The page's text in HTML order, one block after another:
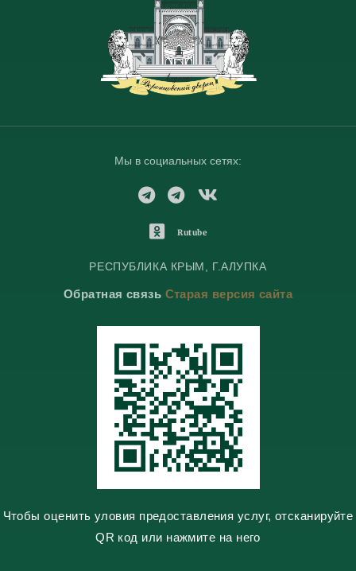
Мы в социальных сетях:
T
l
g
a
T
l
g
a
t
k
n
k
s
s
n
i
k
i
Rutube
РЕСПУБЛИКА КРЫМ, Г.АЛУПКА
Обратная связь Старая версия сайта
Чтобы оценить уловия предоставления услуг, отсканируйте
QR код или нажмите на него